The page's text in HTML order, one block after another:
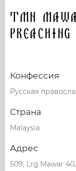
Tmn
Конфессия
Русская
Страна
Malaysia
Адрес
509, Lrg Mawar